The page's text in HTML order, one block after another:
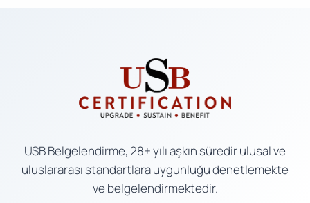
USB Belgelendirme, 28+ yılı aşkın süredir ulusal ve
uluslararası standartlara uygunluğu denetlemekte
ve belgelendirmektedir.